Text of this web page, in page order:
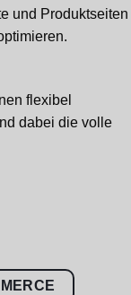
und Produktseiten
flexibel
dabei die volle